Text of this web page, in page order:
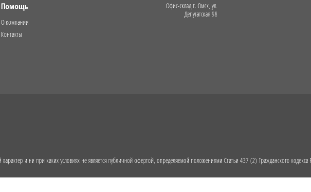
Помощь
О компании
Контакты
Офис-склад г. Омск, ул.
Депутатская 98
и ни при каких условиях не является публичной офертой, определяемой положениями Статьи 437 (2) Гражданского кодекса